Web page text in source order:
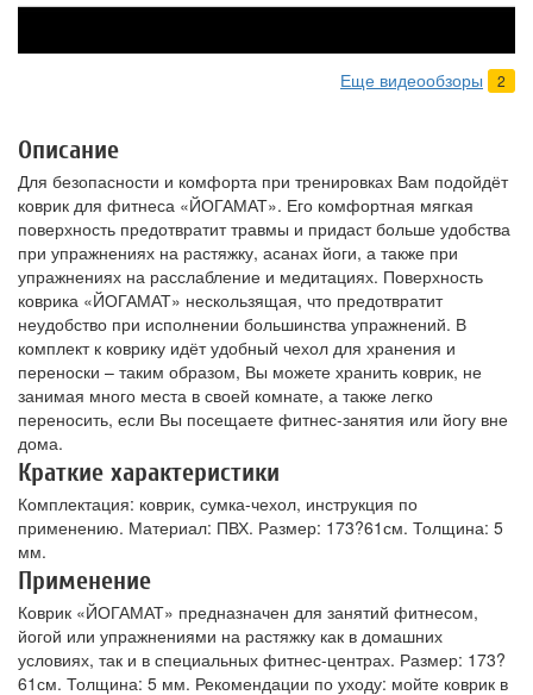
Еще видеообзоры 2
Описание
Для безопасности и комфорта при тренировках Вам подойдёт
коврик для фитнеса «ЙОГАМАТ». Его комфортная мягкая
поверхность предотвратит травмы и придаст больше удобства
при упражнениях на растяжку, асанах йоги, а также при
упражнениях на расслабление и медитациях. Поверхность
коврика «ЙОГАМАТ» нескользящая, что предотвратит
неудобство при исполнении большинства упражнений. В
комплект к коврику идёт удобный чехол для хранения и
переноски – таким образом, Вы можете хранить коврик, не
занимая много места в своей комнате, а также легко
переносить, если Вы посещаете фитнес-занятия или йогу вне
дома.
Краткие характеристики
Комплектация: коврик, сумка-чехол, инструкция по
применению. Материал: ПВХ. Размер: 173?61см. Толщина: 5
мм.
Применение
Коврик «ЙОГАМАТ» предназначен для занятий фитнесом,
йогой или упражнениями на растяжку как в домашних
условиях, так и в специальных фитнес-центрах. Размер: 173?
61см. Толщина: 5 мм. Рекомендации по уходу: мойте коврик в